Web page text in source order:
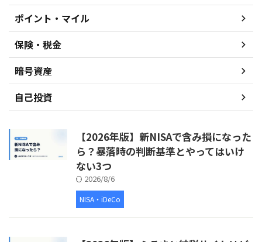
ポイント・マイル
保険・税金
暗号資産
自己投資
【2026年版】新NISAで含み損になった
ら？暴落時の判断基準とやってはいけ
ない3つ
2026/8/6
NISA・iDeCo